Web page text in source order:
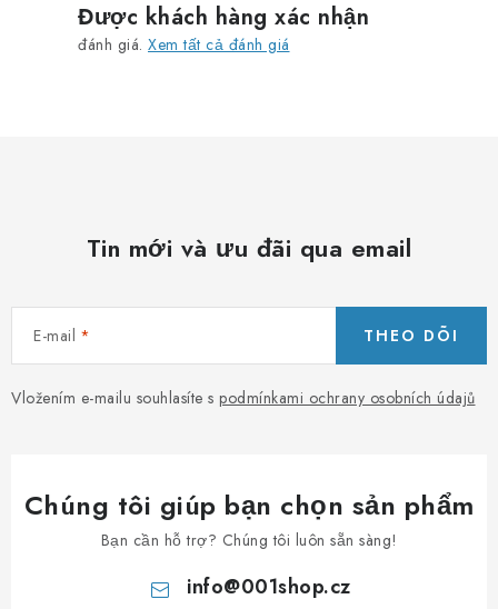
Được khách hàng xác nhận
đánh giá. Xem tất cả đánh giá
Tin mới và ưu đãi qua email
E-mail
Vložením e-mailu souhlasíte s podmínkami ochrany osobních údajů
THEO DÕI
Chúng tôi giúp bạn chọn sản phẩm
Bạn cần hỗ trợ? Chúng tôi luôn sẵn sàng!
info@001shop.cz